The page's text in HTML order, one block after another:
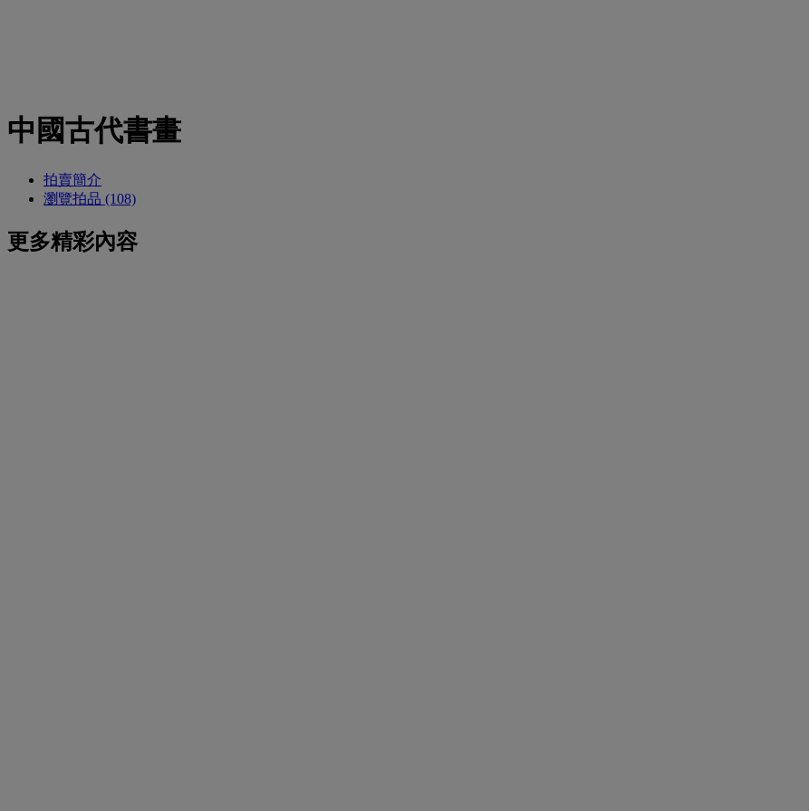
中國古代書畫
拍賣簡介
瀏覽拍品 (108)
更多精彩內容